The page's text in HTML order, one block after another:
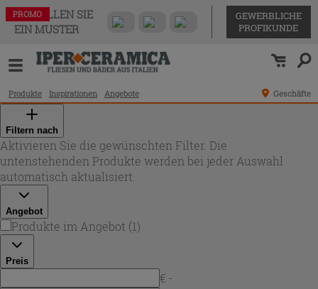
BESTELLEN SIE
EIN MUSTER
GEWERBLICHE
PROFIKUNDE
Produkte Inspirationen Angebote Geschäfte
Filtern nach
Aktivieren Sie die gewünschten Filter. Die
untenstehenden Produkte werden bei jeder Auswahl
automatisch aktualisiert.
Angebot
Produkte im Angebot (1)
Preis
€ -
PROMO